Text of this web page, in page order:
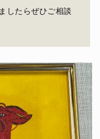
したらぜひご相談